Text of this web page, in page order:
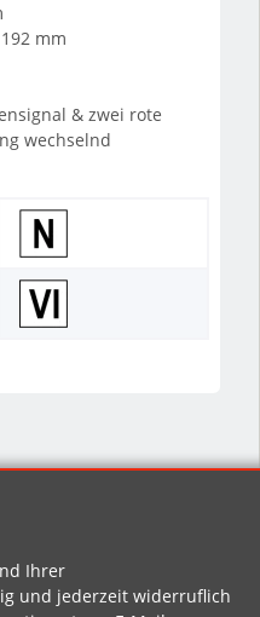
mm
& zwei rote
wechselnd
Ihrer
und jederzeit widerruflich